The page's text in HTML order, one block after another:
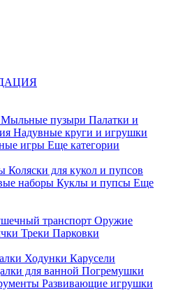
Мыльные пузыри Палатки и
Надувные круги и игрушки
игры Еще категории
Коляски для кукол и пупсов
наборы Куклы и пупсы Еще
транспорт Оружие
Треки Парковки
Ходунки Карусели
для ванной Погремушки
Развивающие игрушки